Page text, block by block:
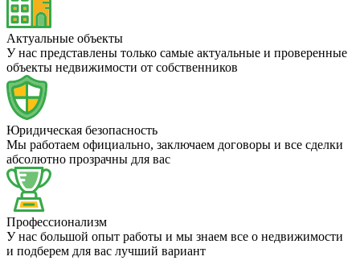
Актуальные объекты
У нас представлены только самые актуальные и проверенные
объекты недвижимости от собственников
Юридическая безопасность
Мы работаем официально, заключаем договоры и все сделки
абсолютно прозрачны для вас
Профессионализм
У нас большой опыт работы и мы знаем все о недвижимости
и подберем для вас лучший вариант